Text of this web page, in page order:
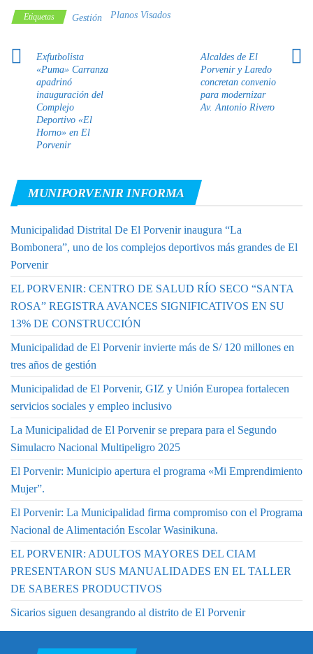
Etiquetas Gestión Planos Visados
Exfutbolista
«Puma» Carranza
apadrinó
inauguración del
Complejo
Deportivo «El
Horno» en El
Porvenir
Alcaldes de El
Porvenir y Laredo
concretan convenio
para modernizar
Av. Antonio Rivero
MUNIPORVENIR INFORMA
Municipalidad Distrital De El Porvenir inaugura “La
Bombonera”, uno de los complejos deportivos más grandes de El
Porvenir
EL PORVENIR: CENTRO DE SALUD RÍO SECO “SANTA
ROSA” REGISTRA AVANCES SIGNIFICATIVOS EN SU
13% DE CONSTRUCCIÓN
Municipalidad de El Porvenir invierte más de S/ 120 millones en
tres años de gestión
Municipalidad de El Porvenir, GIZ y Unión Europea fortalecen
servicios sociales y empleo inclusivo
La Municipalidad de El Porvenir se prepara para el Segundo
Simulacro Nacional Multipeligro 2025
El Porvenir: Municipio apertura el programa «Mi Emprendimiento
Mujer”.
El Porvenir: La Municipalidad firma compromiso con el Programa
Nacional de Alimentación Escolar Wasinikuna.
EL PORVENIR: ADULTOS MAYORES DEL CIAM
PRESENTARON SUS MANUALIDADES EN EL TALLER
DE SABERES PRODUCTIVOS
Sicarios siguen desangrando al distrito de El Porvenir